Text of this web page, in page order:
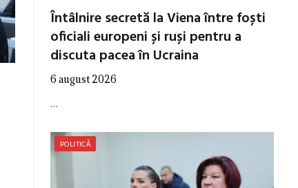
Întâlnire secretă la Viena între foști
oficiali europeni și ruși pentru a
discuta pacea în Ucraina
6 august 2026
…
POLITICĂ